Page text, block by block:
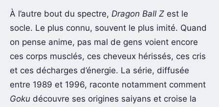
À l’autre bout du spectre, Dragon Ball Z est le
socle. Le plus connu, souvent le plus imité. Quand
on pense anime, pas mal de gens voient encore
ces corps musclés, ces cheveux hérissés, ces cris
et ces décharges d’énergie. La série, diffusée
entre 1989 et 1996, raconte notamment comment
Goku découvre ses origines saiyans et croise la